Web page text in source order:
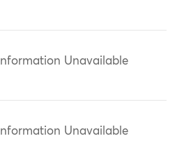
Information Unavailable
Information Unavailable